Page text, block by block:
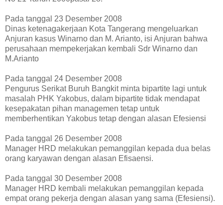
Pada tanggal 23 Desember 2008
Dinas ketenagakerjaan Kota Tangerang mengeluarkan
Anjuran kasus Winarno dan M. Arianto, isi Anjuran bahwa
perusahaan mempekerjakan kembali Sdr Winarno dan
M.Arianto
Pada tanggal 24 Desember 2008
Pengurus Serikat Buruh Bangkit minta bipartite lagi untuk
masalah PHK Yakobus, dalam bipartite tidak mendapat
kesepakatan pihan managemen tetap untuk
memberhentikan Yakobus tetap dengan alasan Efesiensi
Pada tanggal 26 Desember 2008
Manager HRD melakukan pemanggilan kepada dua belas
orang karyawan dengan alasan Efisaensi.
Pada tanggal 30 Desember 2008
Manager HRD kembali melakukan pemanggilan kepada
empat orang pekerja dengan alasan yang sama (Efesiensi).